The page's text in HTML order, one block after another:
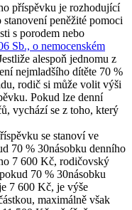
příspěvku je rozhodující
peněžité pomoci
s porodem nebo
Sb., o nemocenském
alespoň jednomu z
nejmladšího dítěte 70 %
rodič si může volit výši
Pokud lze denní
vychází se z toho, který
se stanoví ve
70 % 30násobku denního
7 600 Kč, rodičovský
70 % 30násobku
7 600 Kč, je výše
maximálně však